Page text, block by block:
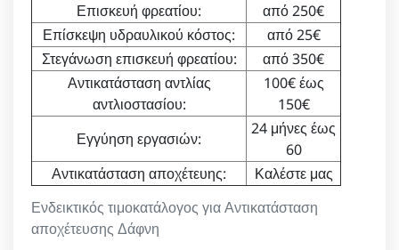
Ενδεικτικός τιμοκατάλογος για Αντικατάσταση
αποχέτευσης Δάφνη
Επισκευή φρεατίου:
από 250€
Επίσκεψη υδραυλικού κόστος:
από 25€
Στεγάνωση επισκευή φρεατίου:
από 350€
Αντικατάσταση αντλίας
αντλιοστασίου:
100€ έως
150€
Εγγύηση εργασιών:
24 μήνες έως
60
Αντικατάσταση αποχέτευης:
Καλέστε μας